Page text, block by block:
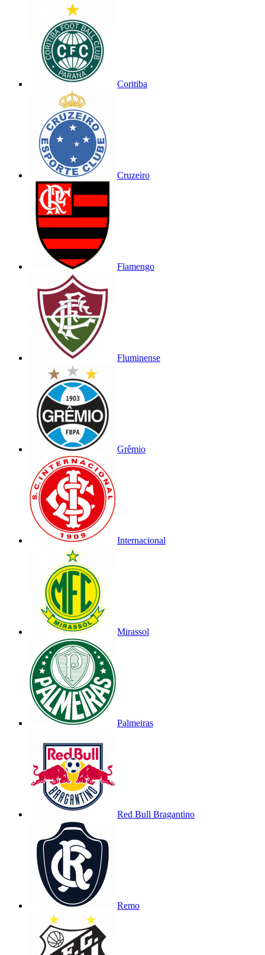
Coritiba
Cruzeiro
Flamengo
Fluminense
Grêmio
Internacional
Mirassol
Palmeiras
Red Bull Bragantino
Remo